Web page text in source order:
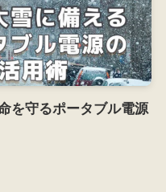
を守るポータブル電源